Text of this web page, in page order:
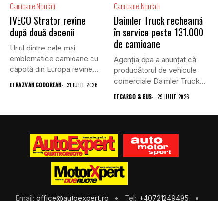
Camioane Noutati
IVECO Strator revine
după două decenii
Unul dintre cele mai
emblematice camioane cu
capotă din Europa revine
în...
DERAZVAN CODOREAN 31 IULIE 2026
Camioane Noutati
Daimler Truck recheamă
în service peste 131.000
de camioane
Agenția dpa a anunțat că
producătorul de vehicule
comerciale Daimler Truck
a...
DECARGO & BUS 29 IULIE 2026
Email: office@autoexpert.ro • Tel: +40721249495 •